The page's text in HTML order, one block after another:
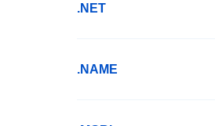
.NET
.NAME